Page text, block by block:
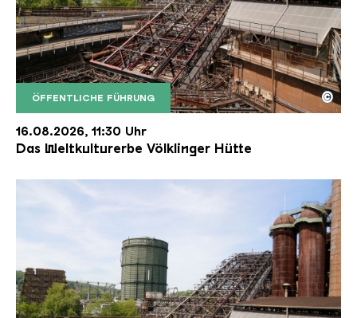
ÖFFENTLICHE FÜHRUNG
Der Erzschrägaufzug der Völklinger Hütte mit
Copyright: Weltkulturerbe Völklinger Hütte | Karl
©
16.08.2026, 11:30 Uhr
Das Weltkulturerbe Völklinger Hütte